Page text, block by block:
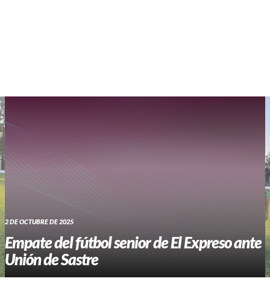
2 DE OCTUBRE DE 2025
Empate del fútbol senior de El Expreso ante
Unión de Sastre